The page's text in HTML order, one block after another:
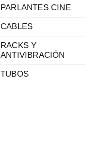
PARLANTES CINE
CABLES
RACKS Y
ANTIVIBRACIÓN
TUBOS